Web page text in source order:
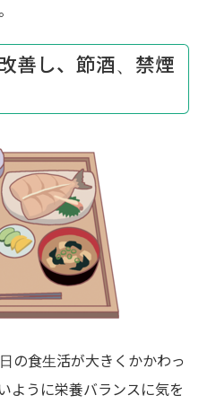
善し、節酒、禁煙
の食生活が大きくかかわっ
ように栄養バランスに気を